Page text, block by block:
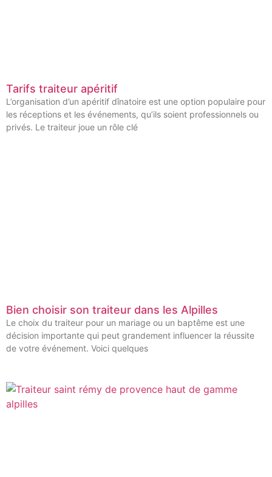
Tarifs traiteur apéritif
L’organisation d’un apéritif dînatoire est une option populaire pour
les réceptions et les événements, qu’ils soient professionnels ou
privés. Le traiteur joue un rôle clé
Bien choisir son traiteur dans les Alpilles
Le choix du traiteur pour un mariage ou un baptême est une
décision importante qui peut grandement influencer la réussite
de votre événement. Voici quelques